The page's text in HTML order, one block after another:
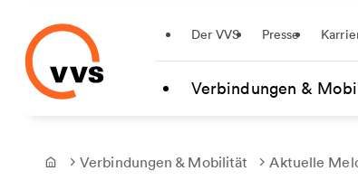
Zum Hauptinhalt springen
Der VVS Presse
Verbindungen &
Frontpage
Verbindungen & Mobilität Aktuelle